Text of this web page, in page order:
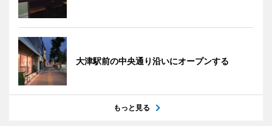
大津駅前の中央通り沿いにオープンする
もっと見る